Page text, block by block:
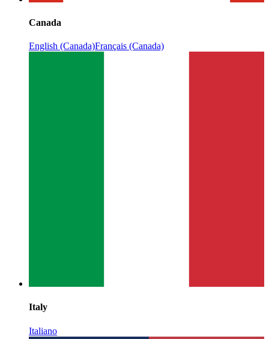
Canada
English (Canada)Français (Canada)
Italy
Italiano